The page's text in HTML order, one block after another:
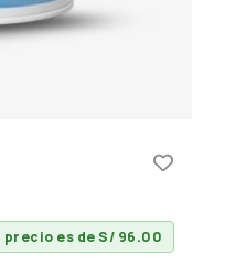
es de S/ 96.00